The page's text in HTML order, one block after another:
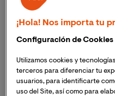
postulaciones de
Se trata de una
comunicación para
paciente pediátrico,
médicos.
¡Hola! Nos importa tu
Configuración de Cookies
Utilizamos cookies y
terceros para diferenciar tu
usuarios, para identificarte
uso del Site, así como para